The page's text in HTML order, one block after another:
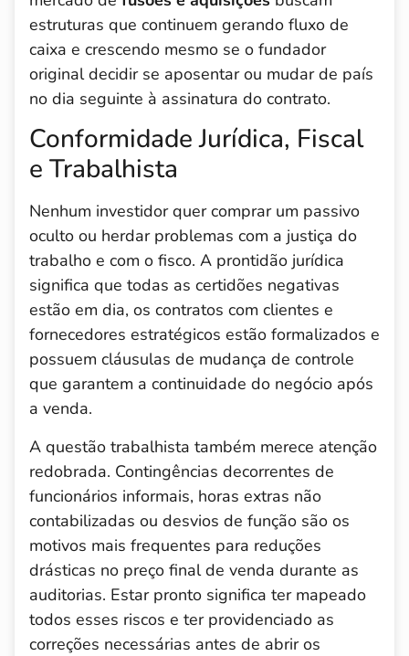
estruturas que continuem gerando fluxo de
caixa e crescendo mesmo se o fundador
original decidir se aposentar ou mudar de país
no dia seguinte à assinatura do contrato.
Conformidade Jurídica, Fiscal
e Trabalhista
Nenhum investidor quer comprar um passivo
oculto ou herdar problemas com a justiça do
trabalho e com o fisco. A prontidão jurídica
significa que todas as certidões negativas
estão em dia, os contratos com clientes e
fornecedores estratégicos estão formalizados e
possuem cláusulas de mudança de controle
que garantem a continuidade do negócio após
a venda.
A questão trabalhista também merece atenção
redobrada. Contingências decorrentes de
funcionários informais, horas extras não
contabilizadas ou desvios de função são os
motivos mais frequentes para reduções
drásticas no preço final de venda durante as
auditorias. Estar pronto significa ter mapeado
todos esses riscos e ter providenciado as
correções necessárias antes de abrir os